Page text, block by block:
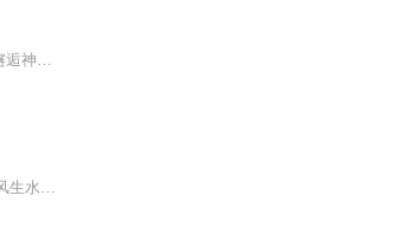
日更5集，不定期爆更！订阅可以收到更新提醒哦~ 【内容简介】 陈君泽，一介穷酸大学生，命运的骤变让他邂逅神仙微信群。意外获得神秘符箓与丹药，修仙之旅就此开启。在凡尘与仙界的碰撞中，他既要守护自身立足之地，又需抵御凡尘诱惑。修炼路上，他智勇双...
【内容简介】现代女律师，不满现实生活，穿越到一个陌生的世界，成为一个公主。她施展才华，在皇宫混的风生水起。本以为这是一个宫斗人生，意外的是，这是个修真人生。进入修真界后，陆遥使出浑身解数，种田炼药，目标很清晰，一定要成为修真富豪。看陆遥...